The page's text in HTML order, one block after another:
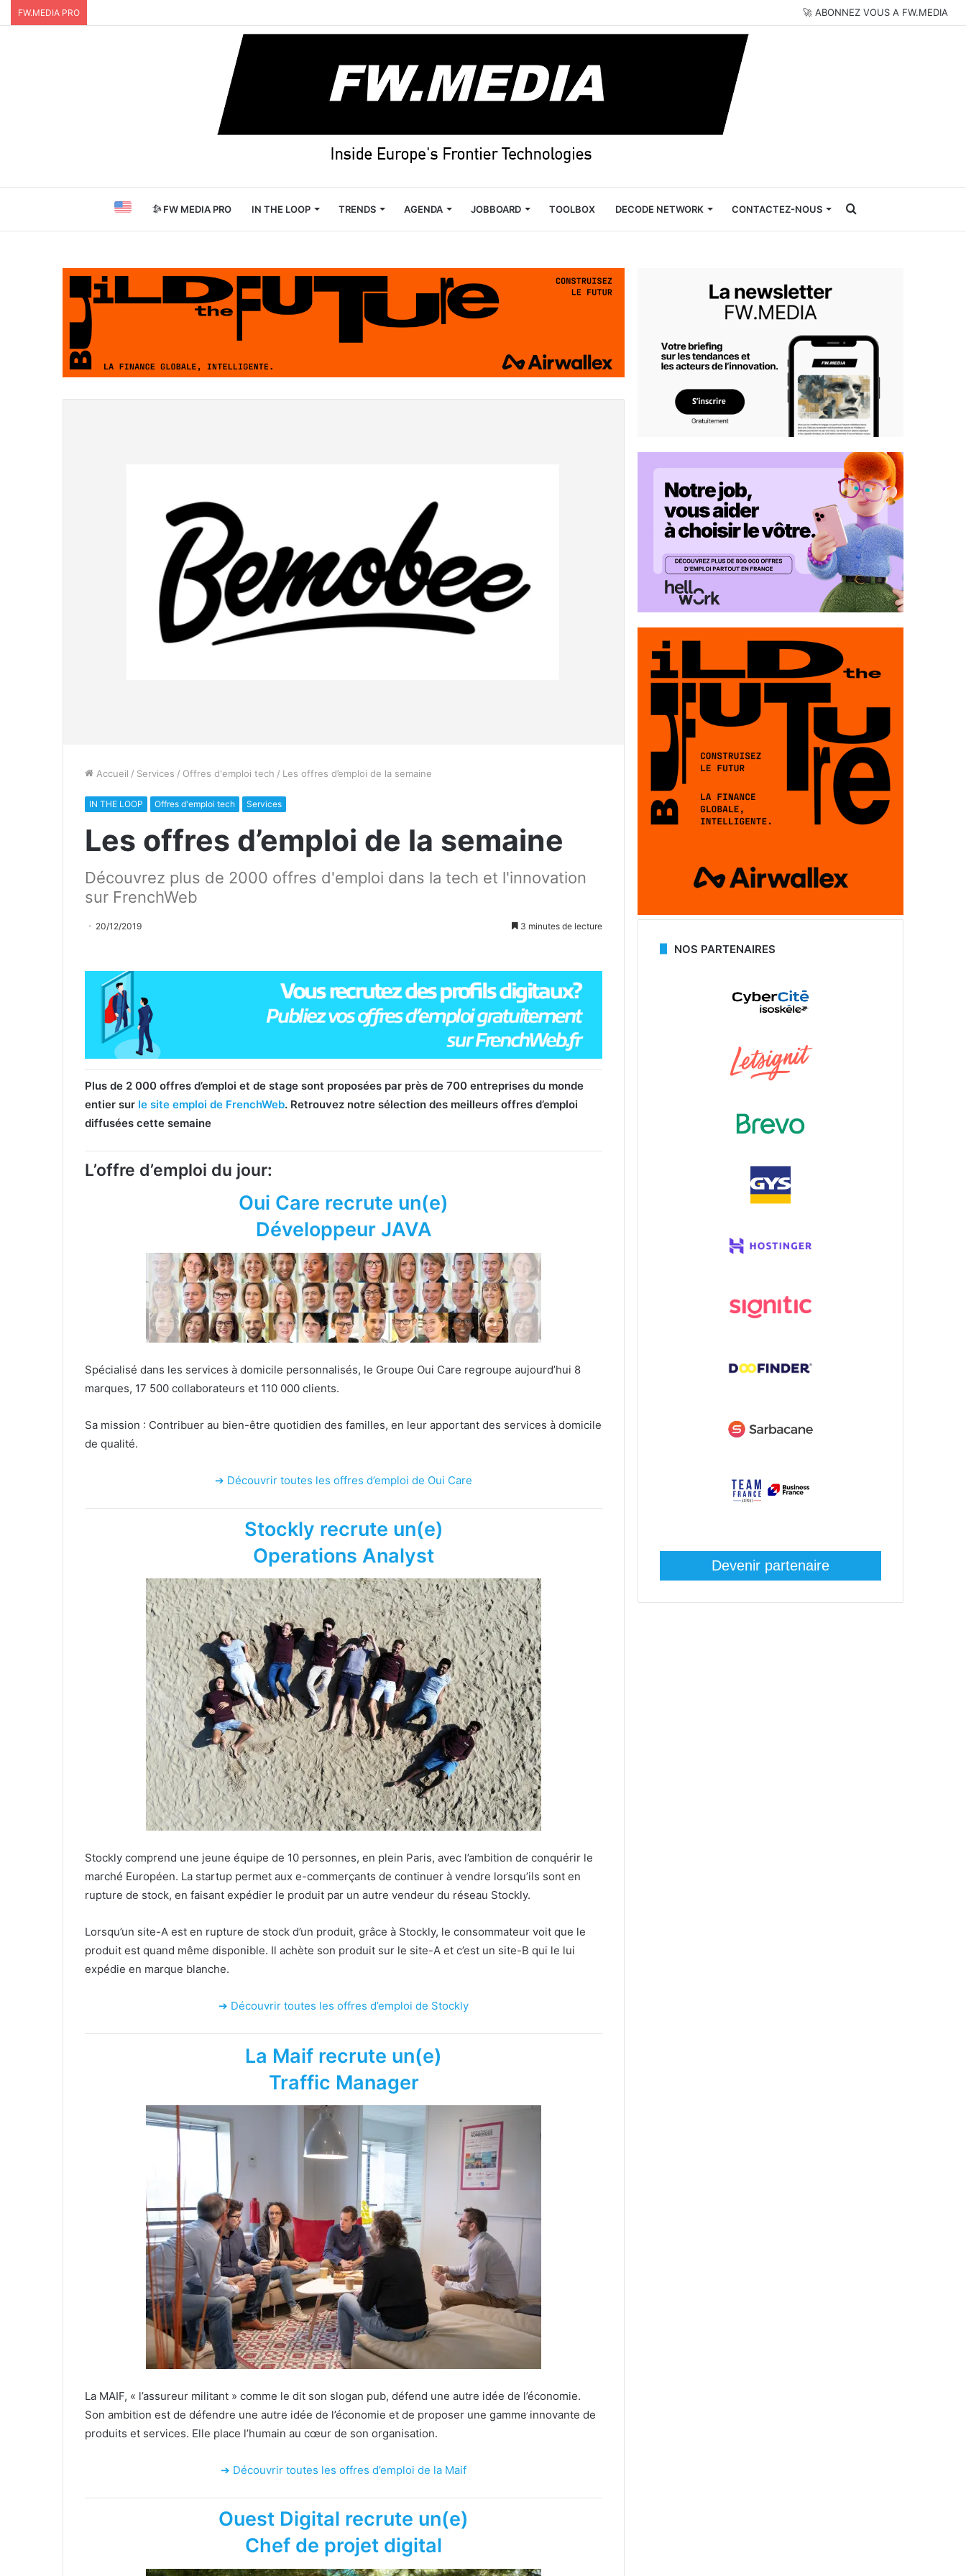
FW.MEDIA PRO 🚀 ABONNEZ VOUS A FW.MEDIA
FW MEDIA PRO IN THE LOOP TRENDS AGENDA JOBBOARD TOOLBOX DECODE NETWORK CONTACTEZ-NOUS Rechercher
Accueil / Services / Offres d'emploi tech / Les offres d’emploi de la semaine
IN THE LOOP Offres d'emploi tech Services
Les offres d’emploi de la semaine
Découvrez plus de 2000 offres d'emploi dans la tech et l'innovation
sur FrenchWeb
20/12/2019 3 minutes de lecture
Plus de 2 000 offres d’emploi et de stage sont proposées par près de 700 entreprises du monde
entier sur le site emploi de FrenchWeb. Retrouvez notre sélection des meilleurs offres d’emploi
diffusées cette semaine
L’offre d’emploi du jour:
Oui Care recrute un(e)
Développeur JAVA
Spécialisé dans les services à domicile personnalisés, le Groupe Oui Care regroupe aujourd’hui 8
marques, 17 500 collaborateurs et 110 000 clients.
Sa mission : Contribuer au bien-être quotidien des familles, en leur apportant des services à domicile
de qualité.
➔ Découvrir toutes les offres d’emploi de Oui Care
Stockly recrute un(e)
Operations Analyst
Stockly comprend une jeune équipe de 10 personnes, en plein Paris, avec l’ambition de conquérir le
marché Européen. La startup permet aux e-commerçants de continuer à vendre lorsqu’ils sont en
rupture de stock, en faisant expédier le produit par un autre vendeur du réseau Stockly.
Lorsqu’un site-A est en rupture de stock d’un produit, grâce à Stockly, le consommateur voit que le
produit est quand même disponible. Il achète son produit sur le site-A et c’est un site-B qui le lui
expédie en marque blanche.
➔ Découvrir toutes les offres d’emploi de Stockly
La Maif recrute un(e)
Traffic Manager
La MAIF, « l’assureur militant » comme le dit son slogan pub, défend une autre idée de l’économie.
Son ambition est de défendre une autre idée de l’économie et de proposer une gamme innovante de
produits et services. Elle place l’humain au cœur de son organisation.
➔ Découvrir toutes les offres d’emploi de la Maif
Ouest Digital recrute un(e)
Chef de projet digital
NOS PARTENAIRES
Devenir partenaire